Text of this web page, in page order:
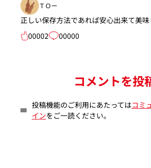
ＴＯー
正しい保存方法であれば安心出来て美
00002
00000
コメントを投
投稿機能のご利用にあたってはコミ
インをご一読ください。